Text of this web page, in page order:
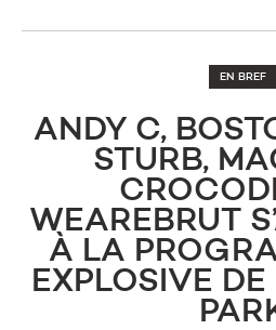
EN BREF
ANDY C,
STURB,
WEAREBRUT
À LA
EXPLOSIVE DE